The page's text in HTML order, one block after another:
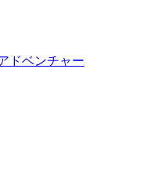
ドベンチャー